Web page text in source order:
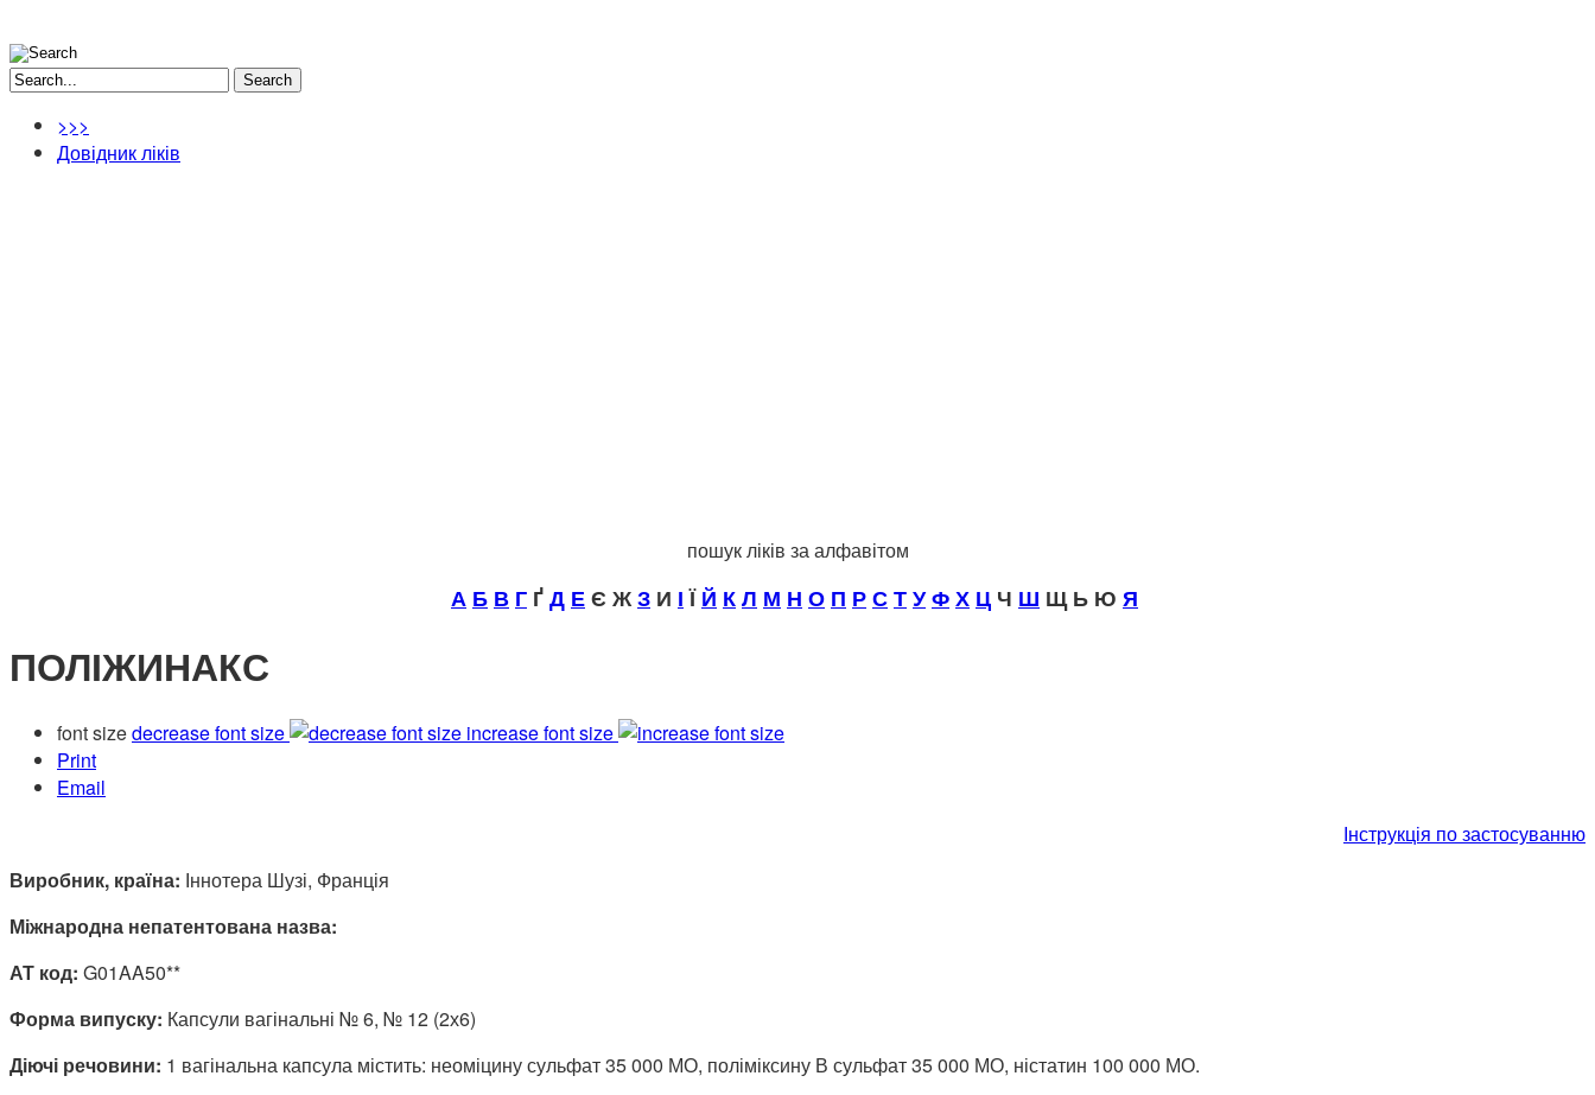
Search
>>>
Довідник ліків
пошук ліків за алфавітом
А Б В Г ҐД ЕЄ ЖЗ И ІЇЙ КЛ М Н О П РСТУФХ Ц Ч Ш Щ Ь Ю Я
ПОЛІЖИНАКС
font sizedecrease font size
increase font size
Print
Email
Інструкція по застосуванню
Виробник, країна: Іннотера Шузі, Франція
Міжнародна непатентована назва:
АТ код: G01AA50**
Форма випуску: Капсули вагінальні № 6, № 12 (2х6)
Діючі речовини: 1 вагінальна капсула містить: неоміцину сульфат 35 000 МО, поліміксину В сульфат 35 000 МО, ністатин 100 000 МО.